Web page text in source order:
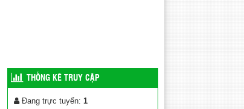
THỐNG KÊ TRUY CẬP
Đang trực tuyến: 1